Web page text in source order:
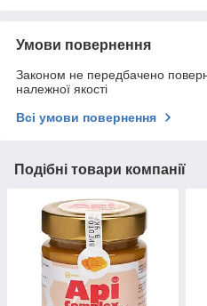
Умови повернення
Законом не передбачено
належної якості
Всі умови повернення
Подібні товари компанії